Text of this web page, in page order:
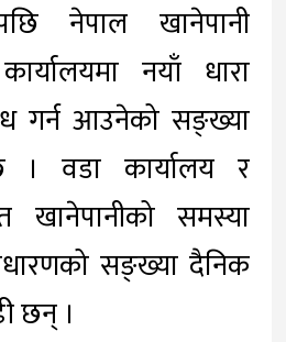
नेपाल खानेपानी
नयाँ धारा
गर्न आउनेको सङ्ख्या
। वडा कार्यालय र
खानेपानीको समस्या
सङ्ख्या दैनिक
छन् ।